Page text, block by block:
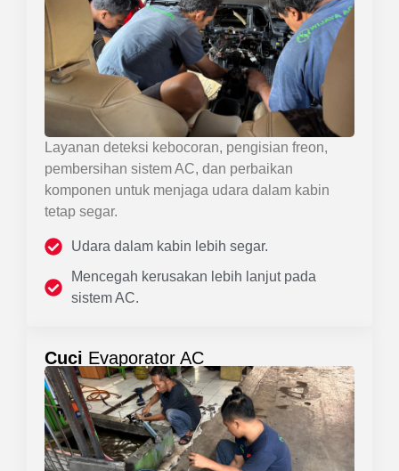
Layanan deteksi kebocoran, pengisian freon,
pembersihan sistem AC, dan perbaikan
komponen untuk menjaga udara dalam kabin
tetap segar.
Udara dalam kabin lebih segar.
Mencegah kerusakan lebih lanjut pada
sistem AC.
Cuci Evaporator AC